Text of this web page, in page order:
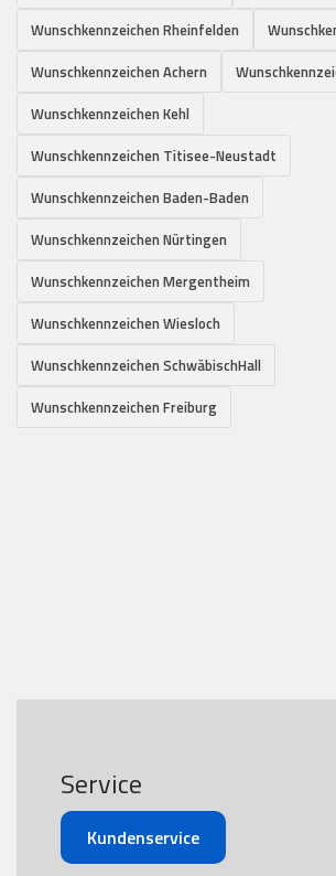
Wunschkennzeichen Rheinfelden
Wunschkennzeichen Achern
Wunschkennzeichen Kehl
Wunschkennzeichen Titisee-Neustadt
Wunschkennzeichen Baden-Baden
Wunschkennzeichen Nürtingen
Wunschkennzeichen Mergentheim
Wunschkennzeichen Wiesloch
Wunschkennzeichen SchwäbischHall
Wunschkennzeichen Freiburg
Service
Kundenservice